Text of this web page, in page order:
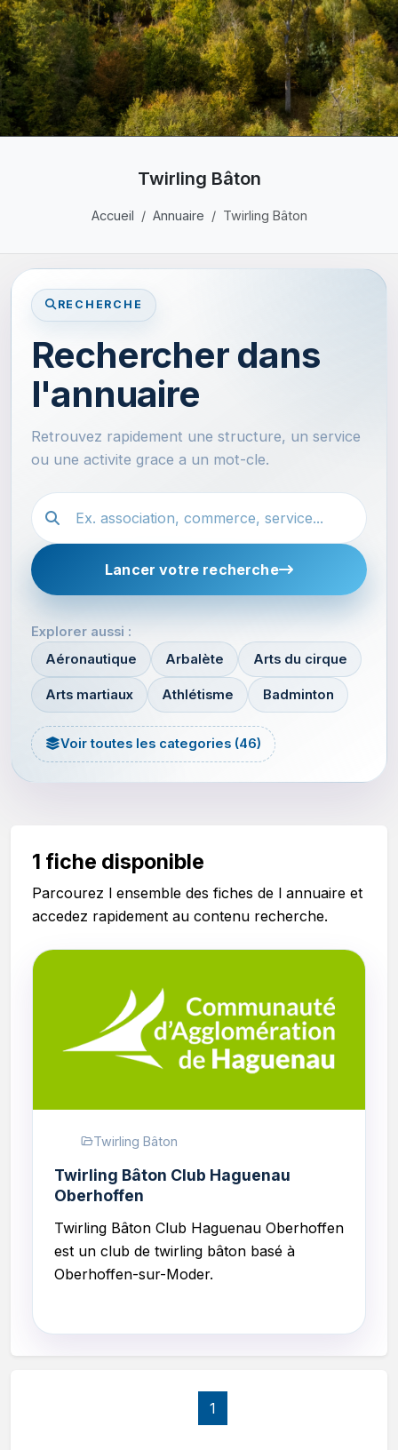
Twirling Bâton
Accueil Annuaire Twirling Bâton
RECHERCHE
Rechercher dans
l'annuaire
Retrouvez rapidement une structure, un service
ou une activite grace a un mot-cle.
Recherche dans l'annuaire
Lancer votre recherche
Explorer aussi :
Aéronautique
Arbalète Arts du cirque
Arts martiaux Athlétisme Badminton
Voir toutes les categories (46)
1 fiche disponible
Parcourez l ensemble des fiches de l annuaire et
accedez rapidement au contenu recherche.
Twirling Bâton
Twirling Bâton Club Haguenau
Oberhoffen
Twirling Bâton Club Haguenau Oberhoffen
est un club de twirling bâton basé à
Oberhoffen-sur-Moder.
1